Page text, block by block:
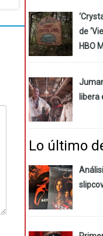
de
HBO
libera
Lo último